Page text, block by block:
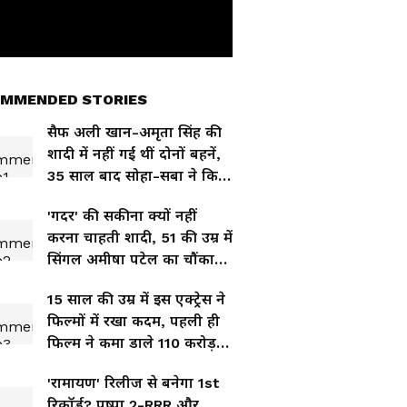
STORIES
सैफ अली खान-अमृता सिंह की
शादी में नहीं गई थीं दोनों बहनें,
35 साल बाद सोहा-सबा ने किया
'गदर' की सकीना क्यों नहीं
करना चाहती शादी, 51 की उम्र में
सिंगल अमीषा पटेल का चौंकाने
15 साल की उम्र में इस एक्ट्रेस ने
फिल्मों में रखा कदम, पहली ही
फिल्म ने कमा डाले 110 करोड़
'रामायण' रिलीज से बनेगा 1st